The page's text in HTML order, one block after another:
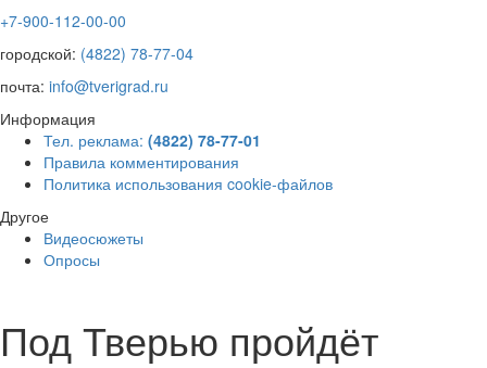
+7-900-112-00-00
городской: (4822) 78-77-04
почта: info@tverigrad.ru
Информация
Тел. реклама: (4822) 78-77-01
Правила комментирования
Политика использования cookie-файлов
Другое
Видеосюжеты
Опросы
Под Тверью пройдёт